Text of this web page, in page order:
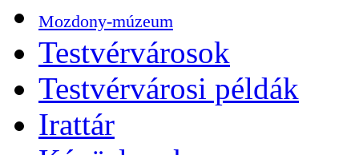
Mozdony-múzeum
Testvérvárosok
Testvérvárosi példák
Irattár